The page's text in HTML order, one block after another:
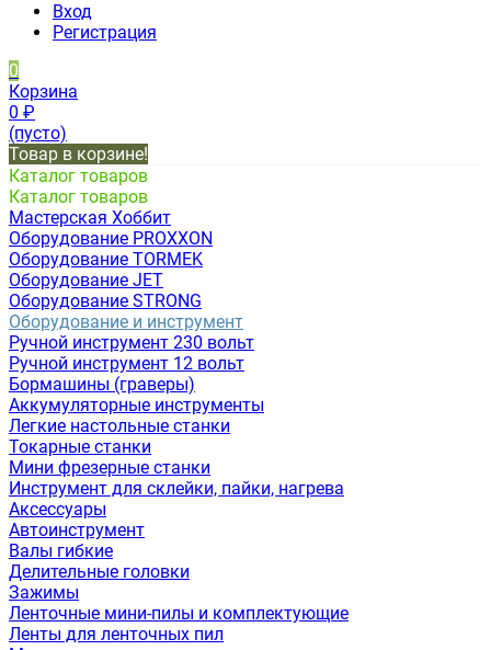
Вход
Регистрация
0
Корзина
0 ₽
(пусто)
Товар в корзине!
Каталог товаров
Каталог товаров
Мастерская Хоббит
Оборудование PROXXON
Оборудование TORMEK
Оборудование JET
Оборудование STRONG
Оборудование и инструмент
Ручной инструмент 230 вольт
Ручной инструмент 12 вольт
Бормашины (граверы)
Аккумуляторные инструменты
Легкие настольные станки
Токарные станки
Мини фрезерные станки
Инструмент для склейки, пайки, нагрева
Аксессуары
Автоинструмент
Валы гибкие
Делительные головки
Зажимы
Ленточные мини-пилы и комплектующие
Ленты для ленточных пил